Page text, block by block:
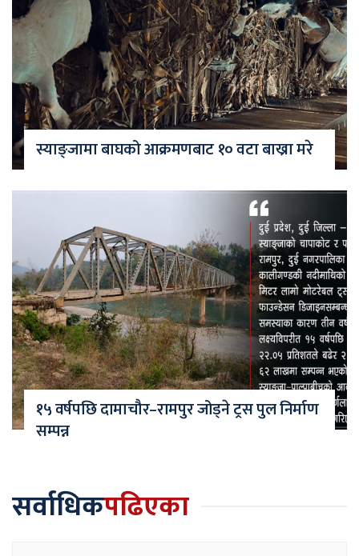
स्याङ्जामा बाघको आक्रमणबाट १० वटा बाख्रा मरे
१५ वर्षपछि दामाचौर–रामपुर जोड्ने ट्रस पुल निर्माण
सम्पन्न
सर्वाधिकपढिएका